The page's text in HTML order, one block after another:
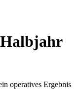
Halbjahr
operatives Ergebnis